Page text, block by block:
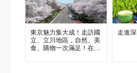
東京魅力集大成！走訪國
立、立川地區，自然、美
食、購物一次滿足！在地
走進